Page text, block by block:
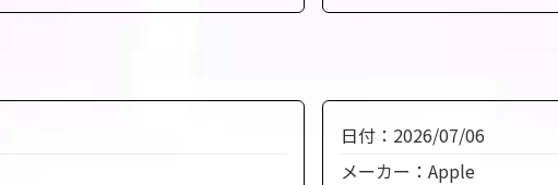
日付：2026/07/06
メーカー：Apple